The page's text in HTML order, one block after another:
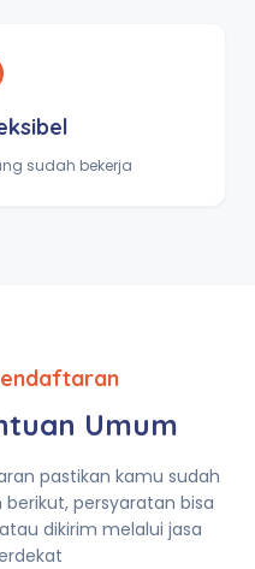
sudah bekerja
Umum
pastikan kamu sudah
persyaratan bisa
dikirim melalui jasa